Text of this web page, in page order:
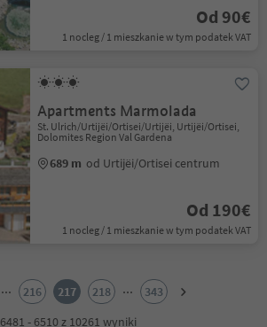
Od 90€
1 nocleg / 1 mieszkanie w tym podatek VAT
Apartments Marmolada
St. Ulrich/Urtijëi/Ortisei/Urtijëi, Urtijëi/Ortisei,
Dolomites Region Val Gardena
689 m od Urtijëi/Ortisei centrum
Od 190€
1 nocleg / 1 mieszkanie w tym podatek VAT
... 216 217 218 ...
343
6481 - 6510 z 10261 wyniki